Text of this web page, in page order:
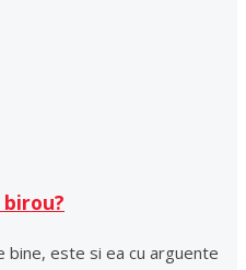
bine, este si ea cu arguente